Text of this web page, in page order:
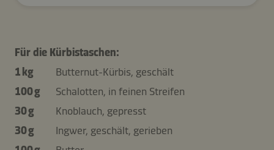
Für die Kürbistaschen:
1 kg
Butternut-Kürbis, geschält
100 g
Schalotten, in feinen Streifen
30 g
Knoblauch, gepresst
30 g
Ingwer, geschält, gerieben